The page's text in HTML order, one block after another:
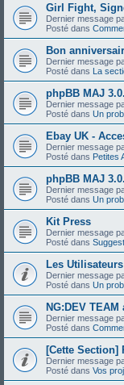
Girl Fight,
Dernier message
Posté dans
Bon
Dernier message
Posté dans La
phpBB MAJ
Dernier message
Posté dans Un
Ebay UK -
Dernier message
Posté dans Petites
phpBB MAJ
Dernier message
Posté dans Un
Kit Press
Dernier message
Posté dans
Les
Dernier message
Posté dans Un
NG:DEV
Dernier message
Posté dans
[Cette Section]
Dernier message
Posté dans Vos